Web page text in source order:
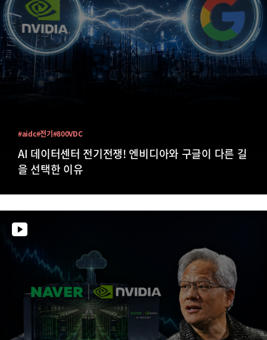
AI 데이터센터 전기전쟁! 엔비디아와 구글이 다른 길
을 선택한 이유
#aidc#전기#800VDC